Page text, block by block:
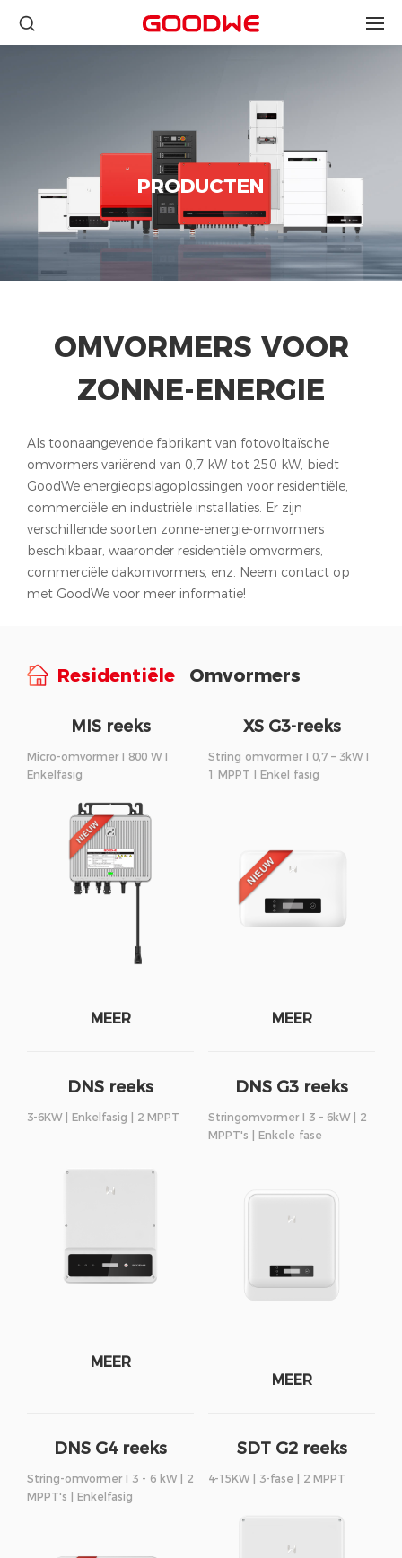
PRODUCTEN
OMVORMERS VOOR
ZONNE-ENERGIE
Als toonaangevende fabrikant van fotovoltaïsche
omvormers variërend van 0,7 kW tot 250 kW, biedt
GoodWe energieopslagoplossingen voor residentiële,
commerciële en industriële installaties. Er zijn
verschillende soorten zonne-energie-omvormers
beschikbaar, waaronder residentiële omvormers,
commerciële dakomvormers, enz. Neem contact op
met GoodWe voor meer informatie!
Residentiële Omvormers
MIS reeks
Micro-omvormer I 800 W I
Enkelfasig
MEER
XS G3-reeks
String omvormer I 0,7 – 3kW I
1 MPPT I Enkel fasig
MEER
DNS reeks
3-6KW | Enkelfasig | 2 MPPT
MEER
DNS G3 reeks
Stringomvormer I 3 – 6kW | 2
MPPT's | Enkele fase
MEER
DNS G4 reeks
String-omvormer I 3 - 6 kW | 2
MPPT's | Enkelfasig
SDT G2 reeks
4-15KW | 3-fase | 2 MPPT